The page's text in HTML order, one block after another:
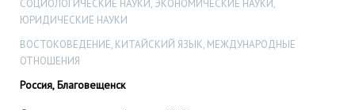
СОЦИОЛОГИЧЕСКИЕ НАУКИ, ЭКОНОМИЧЕСКИЕ НАУКИ,
ЮРИДИЧЕСКИЕ НАУКИ
ВОСТОКОВЕДЕНИЕ, КИТАЙСКИЙ ЯЗЫК, МЕЖДУНАРОДНЫЕ
ОТНОШЕНИЯ
Россия, Благовещенск